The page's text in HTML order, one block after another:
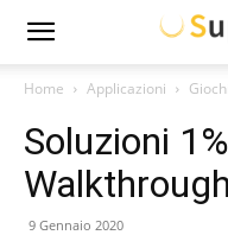
Super
Mobile
Home Applicazioni Giochi
Soluzioni
Walkthrough
9 Gennaio 2020